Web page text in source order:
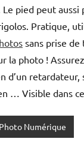
pied peut aussi
Pratique,
sans prise
la photo !
d’un retardateur,
… Visible dans
Photo Numérique